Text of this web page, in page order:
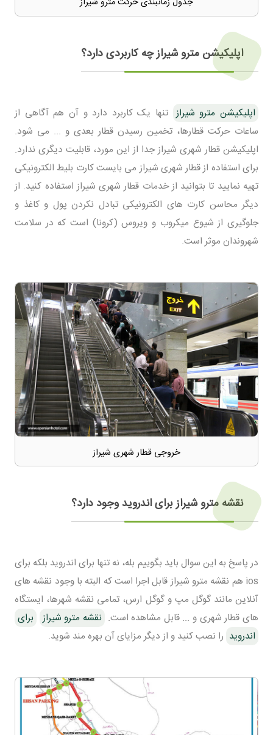
اپلیکیشن مترو شیراز چه کاربردی دارد؟
اپلیکیشن مترو شیراز تنها یک کاربرد دارد و آن هم آگاهی از
ساعات حرکت قطارها، تخمین رسیدن قطار بعدی و ... می شود.
اپلیکیشن قطار شهری شیراز جدا از این مورد، قابلیت دیگری ندارد.
برای استفاده از قطار شهری شیراز می بایست کارت بلیط الکترونیکی
تهیه نمایید تا بتوانید از خدمات قطار شهری شیراز استفاده کنید. از
دیگر محاسن کارت های الکترونیکی تبادل نکردن پول و کاغذ و
جلوگیری از شیوع میکروب و ویروس (کرونا) است که در سلامت
شهروندان موثر است.
خروجی قطار شهری شیراز
نقشه مترو شیراز برای اندروید وجود دارد؟
در پاسخ به این سوال باید بگوییم بله، نه تنها برای اندروید بلکه برای
ios هم نقشه مترو شیراز قابل اجرا است که البته با وجود نقشه های
آنلاین مانند گوگل مپ و گوگل ارس، تمامی نقشه شهرها، ایستگاه
های قطار شهری و ... قابل مشاهده است. نقشه مترو شیراز برای
اندروید را نصب کنید و از دیگر مزایای آن بهره مند شوید.